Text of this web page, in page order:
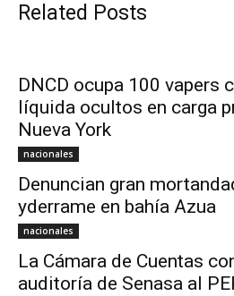
Related Posts
DNCD ocupa 100 vapers
líquida ocultos en carga
Nueva York
nacionales
Denuncian gran
yderrame en bahía Azua
nacionales
La Cámara de Cuentas
auditoría de Senasa al